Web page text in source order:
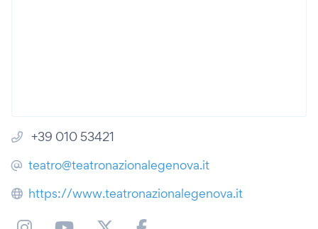
+39 010 53421
teatro@teatronazionalegenova.it
https://www.teatronazionalegenova.it